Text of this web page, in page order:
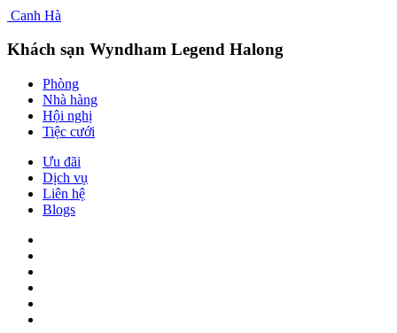
Canh Hà
Khách sạn Wyndham Legend Halong
Phòng
Nhà hàng
Hội nghị
Tiệc cưới
Ưu đãi
Dịch vụ
Liên hệ
Blogs